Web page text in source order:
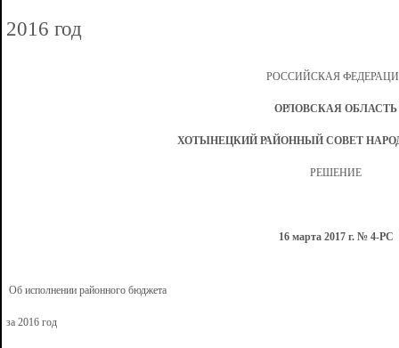
2016 год
РОССИЙСКАЯ
ОРЛОВСКАЯ ОБЛАСТЬ
ХОТЫНЕЦКИЙ РАЙОННЫЙ СОВЕТ
РЕШЕНИЕ
16 марта 2017 г. № 4-РС
Об исполнении районного бюджета
за 2016 год